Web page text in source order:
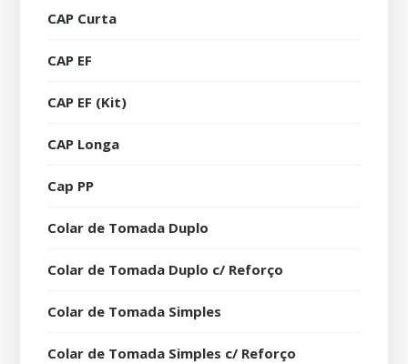
CAP Curta
CAP EF
CAP EF (Kit)
CAP Longa
Cap PP
Colar de Tomada Duplo
Colar de Tomada Duplo c/ Reforço
Colar de Tomada Simples
Colar de Tomada Simples c/ Reforço